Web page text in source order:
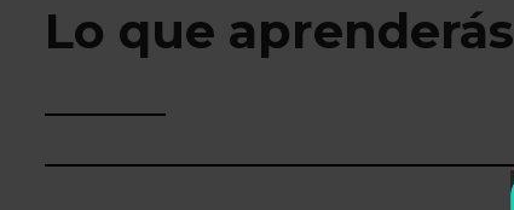
Lo que aprenderás